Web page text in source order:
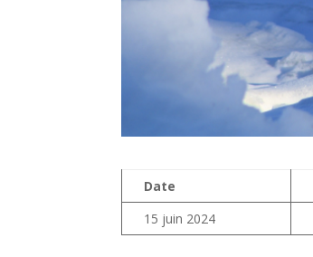
Date
15 juin 2024